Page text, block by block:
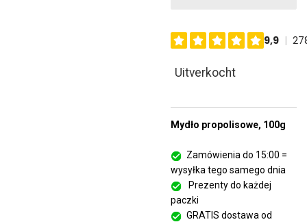
Uitverkocht
Mydło propolisowe, 100g
Zamówienia do 15:00 =
wysyłka tego samego dnia
Prezenty do każdej
paczki
GRATIS dostawa od